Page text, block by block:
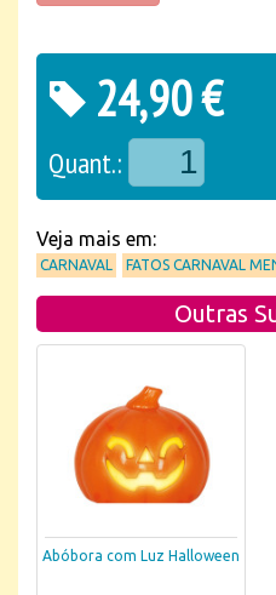
24,90 €
Quant.:
Veja mais em:
CARNAVAL FATOS CARNAVAL
Outras
Abóbora com Luz Halloween